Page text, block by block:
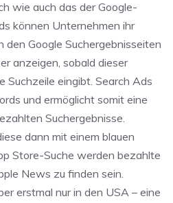
wie auch das der Google-
können Unternehmen ihr
den Google Suchergebnisseiten
anzeigen, sobald dieser
Suchzeile eingibt. Search Ads
und ermöglicht somit eine
Suchergebnisse.
dann mit einem blauen
Store-Suche werden bezahlte
News zu finden sein.
erstmal nur in den USA – eine